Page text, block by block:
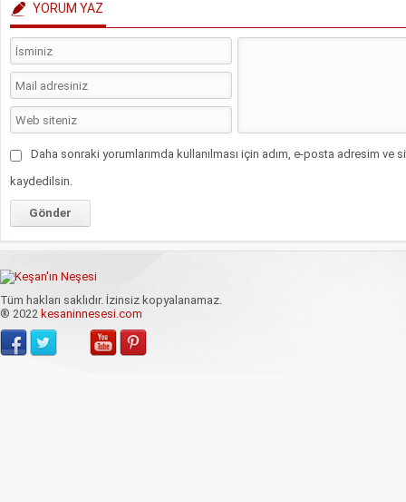
YORUM YAZ
Daha sonraki yorumlarımda kullanılması için adım, e-posta adresim ve
kaydedilsin.
Tüm hakları saklıdır. İzinsiz kopyalanamaz.
® 2022 kesaninnesesi.com